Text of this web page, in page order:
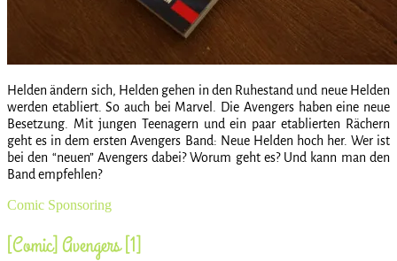
Helden ändern sich, Helden gehen in den Ruhestand und neue Helden
werden etabliert. So auch bei Marvel. Die Avengers haben eine neue
Besetzung. Mit jungen Teenagern und ein paar etablierten Rächern
geht es in dem ersten Avengers Band: Neue Helden hoch her. Wer ist
bei den “neuen” Avengers dabei? Worum geht es? Und kann man den
Band empfehlen?
Comic Sponsoring
[Comic] Avengers [1]